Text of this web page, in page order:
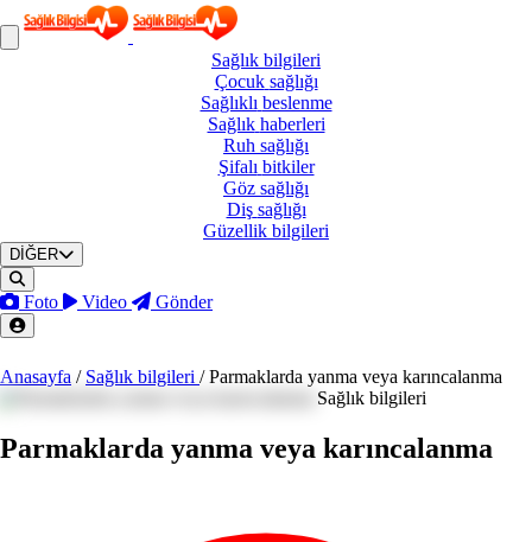
Sağlık bilgileri
Çocuk sağlığı
Sağlıklı beslenme
Sağlık haberleri
Ruh sağlığı
Şifalı bitkiler
Göz sağlığı
Diş sağlığı
Güzellik bilgileri
DİĞER
Foto Video Gönder
Anasayfa / Sağlık bilgileri / Parmaklarda yanma veya karıncalanma
Sağlık bilgileri
Parmaklarda yanma veya karıncalanma